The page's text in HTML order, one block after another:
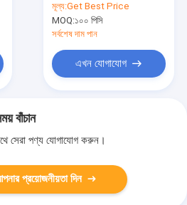
মূল্য:Get Best Price
MOQ:১০০ পিসি
সর্বশেষ দাম পান
এখন যোগাযোগ
বাঁচান
সেরা পণ্য যোগাযোগ করুন।
প্রয়োজনীয়তা দিন